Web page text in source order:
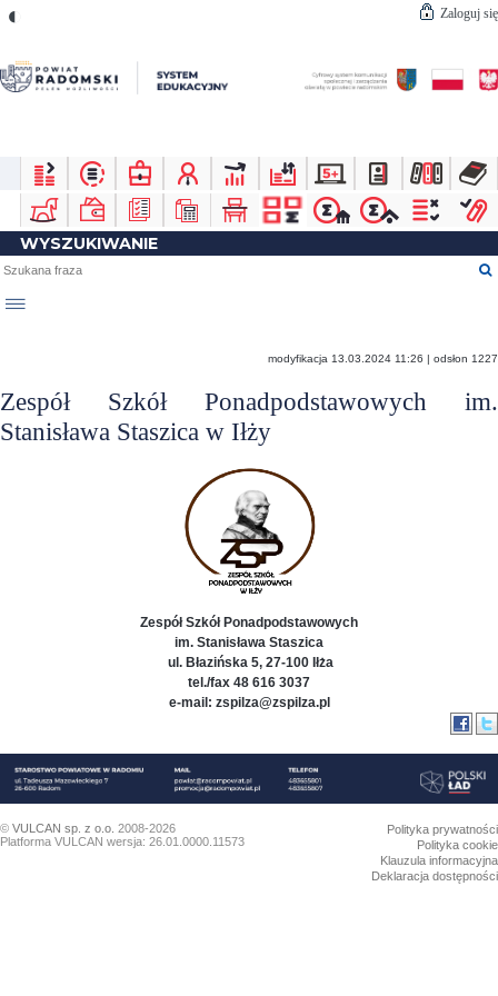
◐ Zaloguj się
WYSZUKIWANIE
☰
modyfikacja 13.03.2024 11:26 | odsłon 1227
Zespół Szkół Ponadpodstawowych im.
Stanisława Staszica w Iłży
Zespół Szkół Ponadpodstawowych
im. Stanisława Staszica
ul. Błazińska 5, 27-100 Iłża
tel./fax 48 616 3037
e-mail: zspilza@zspilza.pl
© VULCAN sp. z o.o. 2008-2026
Platforma VULCAN wersja: 26.01.0000.11573
Polityka prywatności
Polityka cookie
Klauzula informacyjna
Deklaracja dostępności